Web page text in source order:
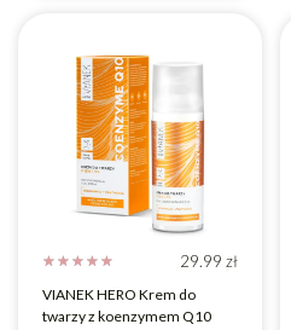
☆ ☆ ☆ ☆ ☆ 29.99 zł
VIANEK HERO Krem do
twarzy z koenzymem Q10